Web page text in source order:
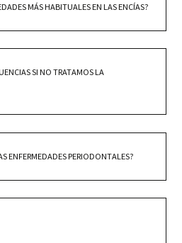
MÁS HABITUALES EN LAS ENCÍAS?
SI NO TRATAMOS LA
ENFERMEDADES PERIODONTALES?